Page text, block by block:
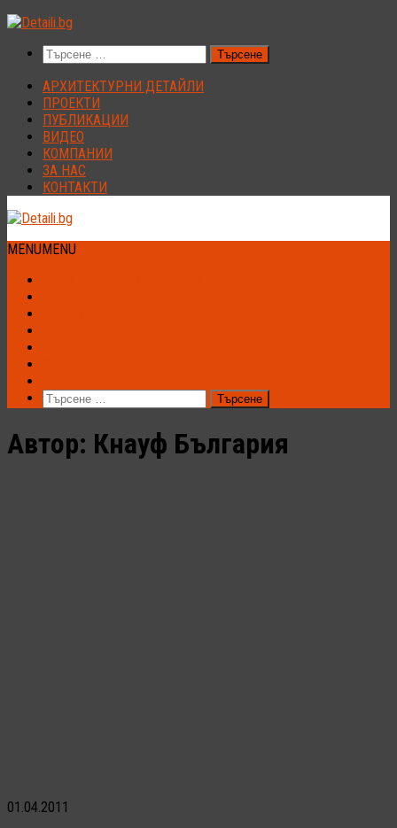
Към
Търсене
за:
АРХИТЕКТУРНИ ДЕТАЙЛИ
ПРОЕКТИ
ПУБЛИКАЦИИ
ВИДЕО
КОМПАНИИ
ЗА НАС
КОНТАКТИ
MENUMENU
Търсене
за:
Автор: Кнауф България
01.04.2011